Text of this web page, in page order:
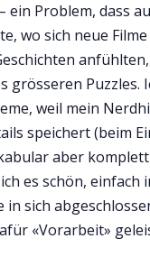
ein Problem, dass
wo sich neue
grösseren Puzzles.
weil mein
speichert (beim
aber
es schön, einfach
in sich
«Vorarbeit»